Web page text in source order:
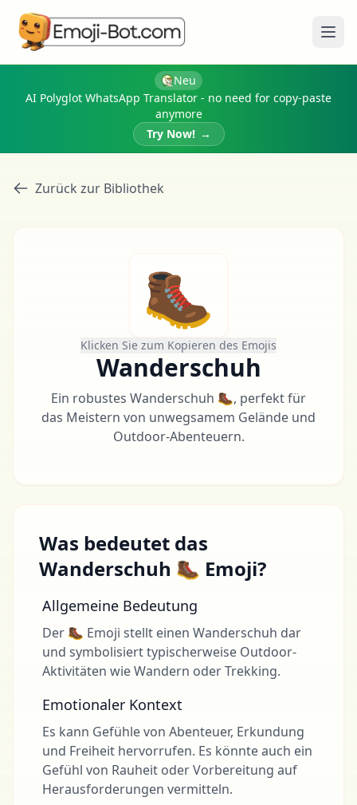
Neu
AI Polyglot WhatsApp Translator - no need for copy-paste
anymore
Try Now! →
Zurück zur Bibliothek
🥾
Klicken Sie zum Kopieren des Emojis
Wanderschuh
Ein robustes Wanderschuh 🥾, perfekt für
das Meistern von unwegsamem Gelände und
Outdoor-Abenteuern.
Was bedeutet das
Wanderschuh 🥾 Emoji?
Allgemeine Bedeutung
Der 🥾 Emoji stellt einen Wanderschuh dar
und symbolisiert typischerweise Outdoor-
Aktivitäten wie Wandern oder Trekking.
Emotionaler Kontext
Es kann Gefühle von Abenteuer, Erkundung
und Freiheit hervorrufen. Es könnte auch ein
Gefühl von Rauheit oder Vorbereitung auf
Herausforderungen vermitteln.